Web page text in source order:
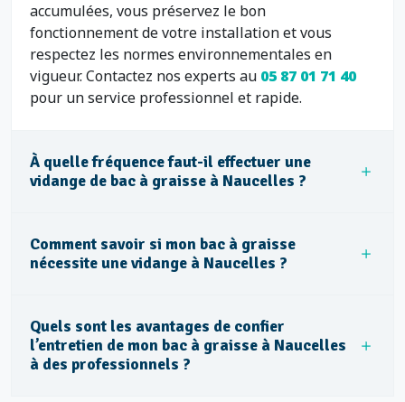
accumulées, vous préservez le bon
fonctionnement de votre installation et vous
respectez les normes environnementales en
vigueur. Contactez nos experts au 05 87 01 71 40
pour un service professionnel et rapide.
À quelle fréquence faut-il effectuer une
vidange de bac à graisse à Naucelles ?
Comment savoir si mon bac à graisse
nécessite une vidange à Naucelles ?
Quels sont les avantages de confier
l’entretien de mon bac à graisse à Naucelles
à des professionnels ?